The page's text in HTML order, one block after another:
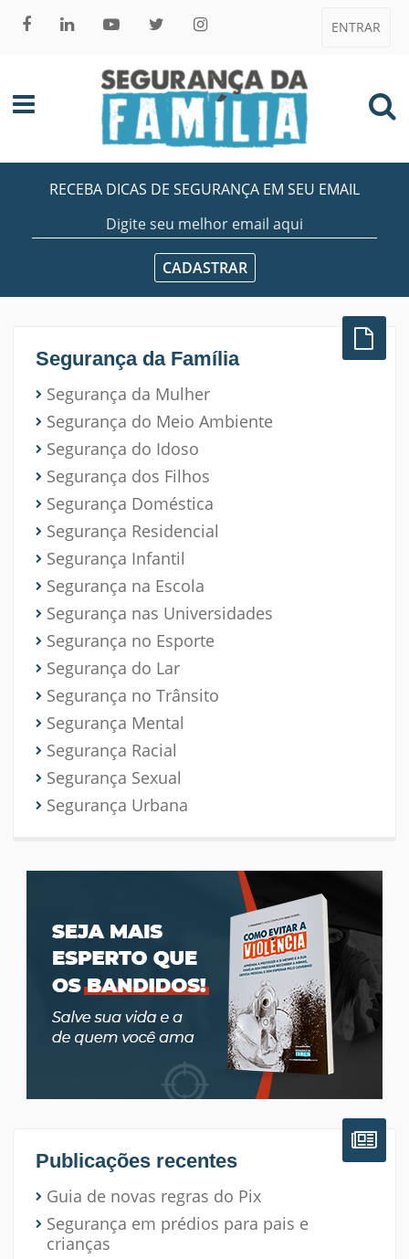
ENTRAR
RECEBA DICAS DE SEGURANÇA EM SEU EMAIL
Segurança da Família
Segurança da Mulher
Segurança do Meio Ambiente
Segurança do Idoso
Segurança dos Filhos
Segurança Doméstica
Segurança Residencial
Segurança Infantil
Segurança na Escola
Segurança nas Universidades
Segurança no Esporte
Segurança do Lar
Segurança no Trânsito
Segurança Mental
Segurança Racial
Segurança Sexual
Segurança Urbana
Publicações recentes
Guia de novas regras do Pix
Segurança em prédios para pais e
crianças